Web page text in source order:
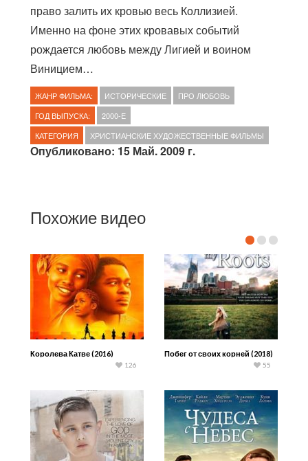
право залить их кровью весь Коллизией.
Именно на фоне этих кровавых событий
рождается любовь между Лигией и воином
Виницием…
ЖАНР ФИЛЬМА: ИСТОРИЧЕСКИЕ
ПРО ЛЮБОВЬ
ГОД ВЫПУСКА:
2000-E
КАТЕГОРИЯ
ХРИСТИАНСКИЕ ХУДОЖЕСТВЕННЫЕ ФИЛЬМЫ
Опубликовано: 15 Май. 2009 г.
Похожие видео
Королева Катве (2016)
126
Побег от своих корней (2018)
55